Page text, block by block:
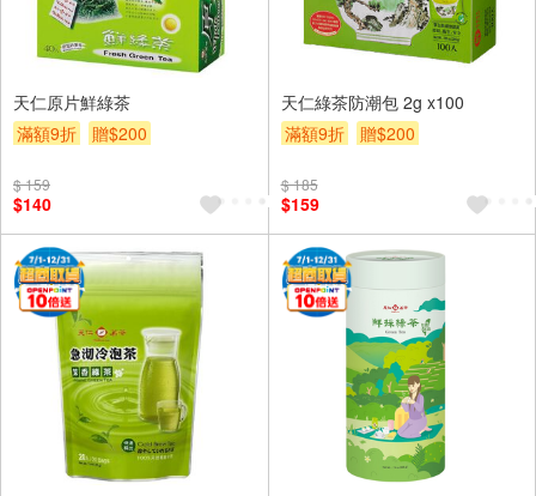
天仁原片鮮綠茶
滿額9折
贈$200
$ 159
$140
天仁綠茶防潮包 2g x100
滿額9折
贈$200
$ 185
$159